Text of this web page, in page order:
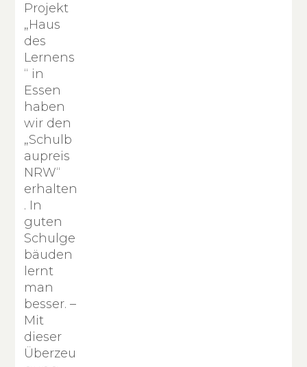
Projekt
„Haus
des
Lernens
“ in
Essen
haben
wir den
„Schulb
aupreis
NRW“
erhalten
. In
guten
Schulge
bäuden
lernt
man
besser. –
Mit
dieser
Überzeu